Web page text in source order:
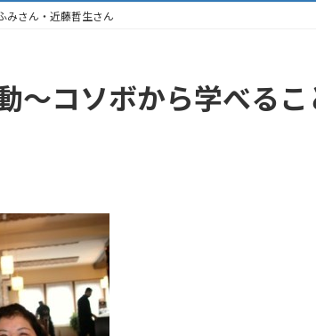
みさん・近藤哲生さん
～コソボから学べるこ